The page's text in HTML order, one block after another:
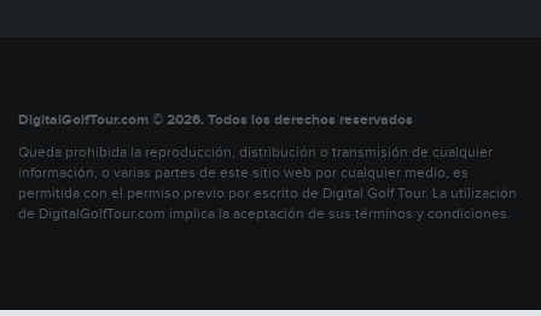
DigitalGolfTour.com © 2026. Todos los derechos reservados
Queda prohibida la reproducción, distribución o transmisión de cualquier
información, o varias partes de este sitio web por cualquier medio, es
permitida con el permiso previo por escrito de Digital Golf Tour. La utilización
de DigitalGolfTour.com implica la aceptación de sus términos y condiciones.